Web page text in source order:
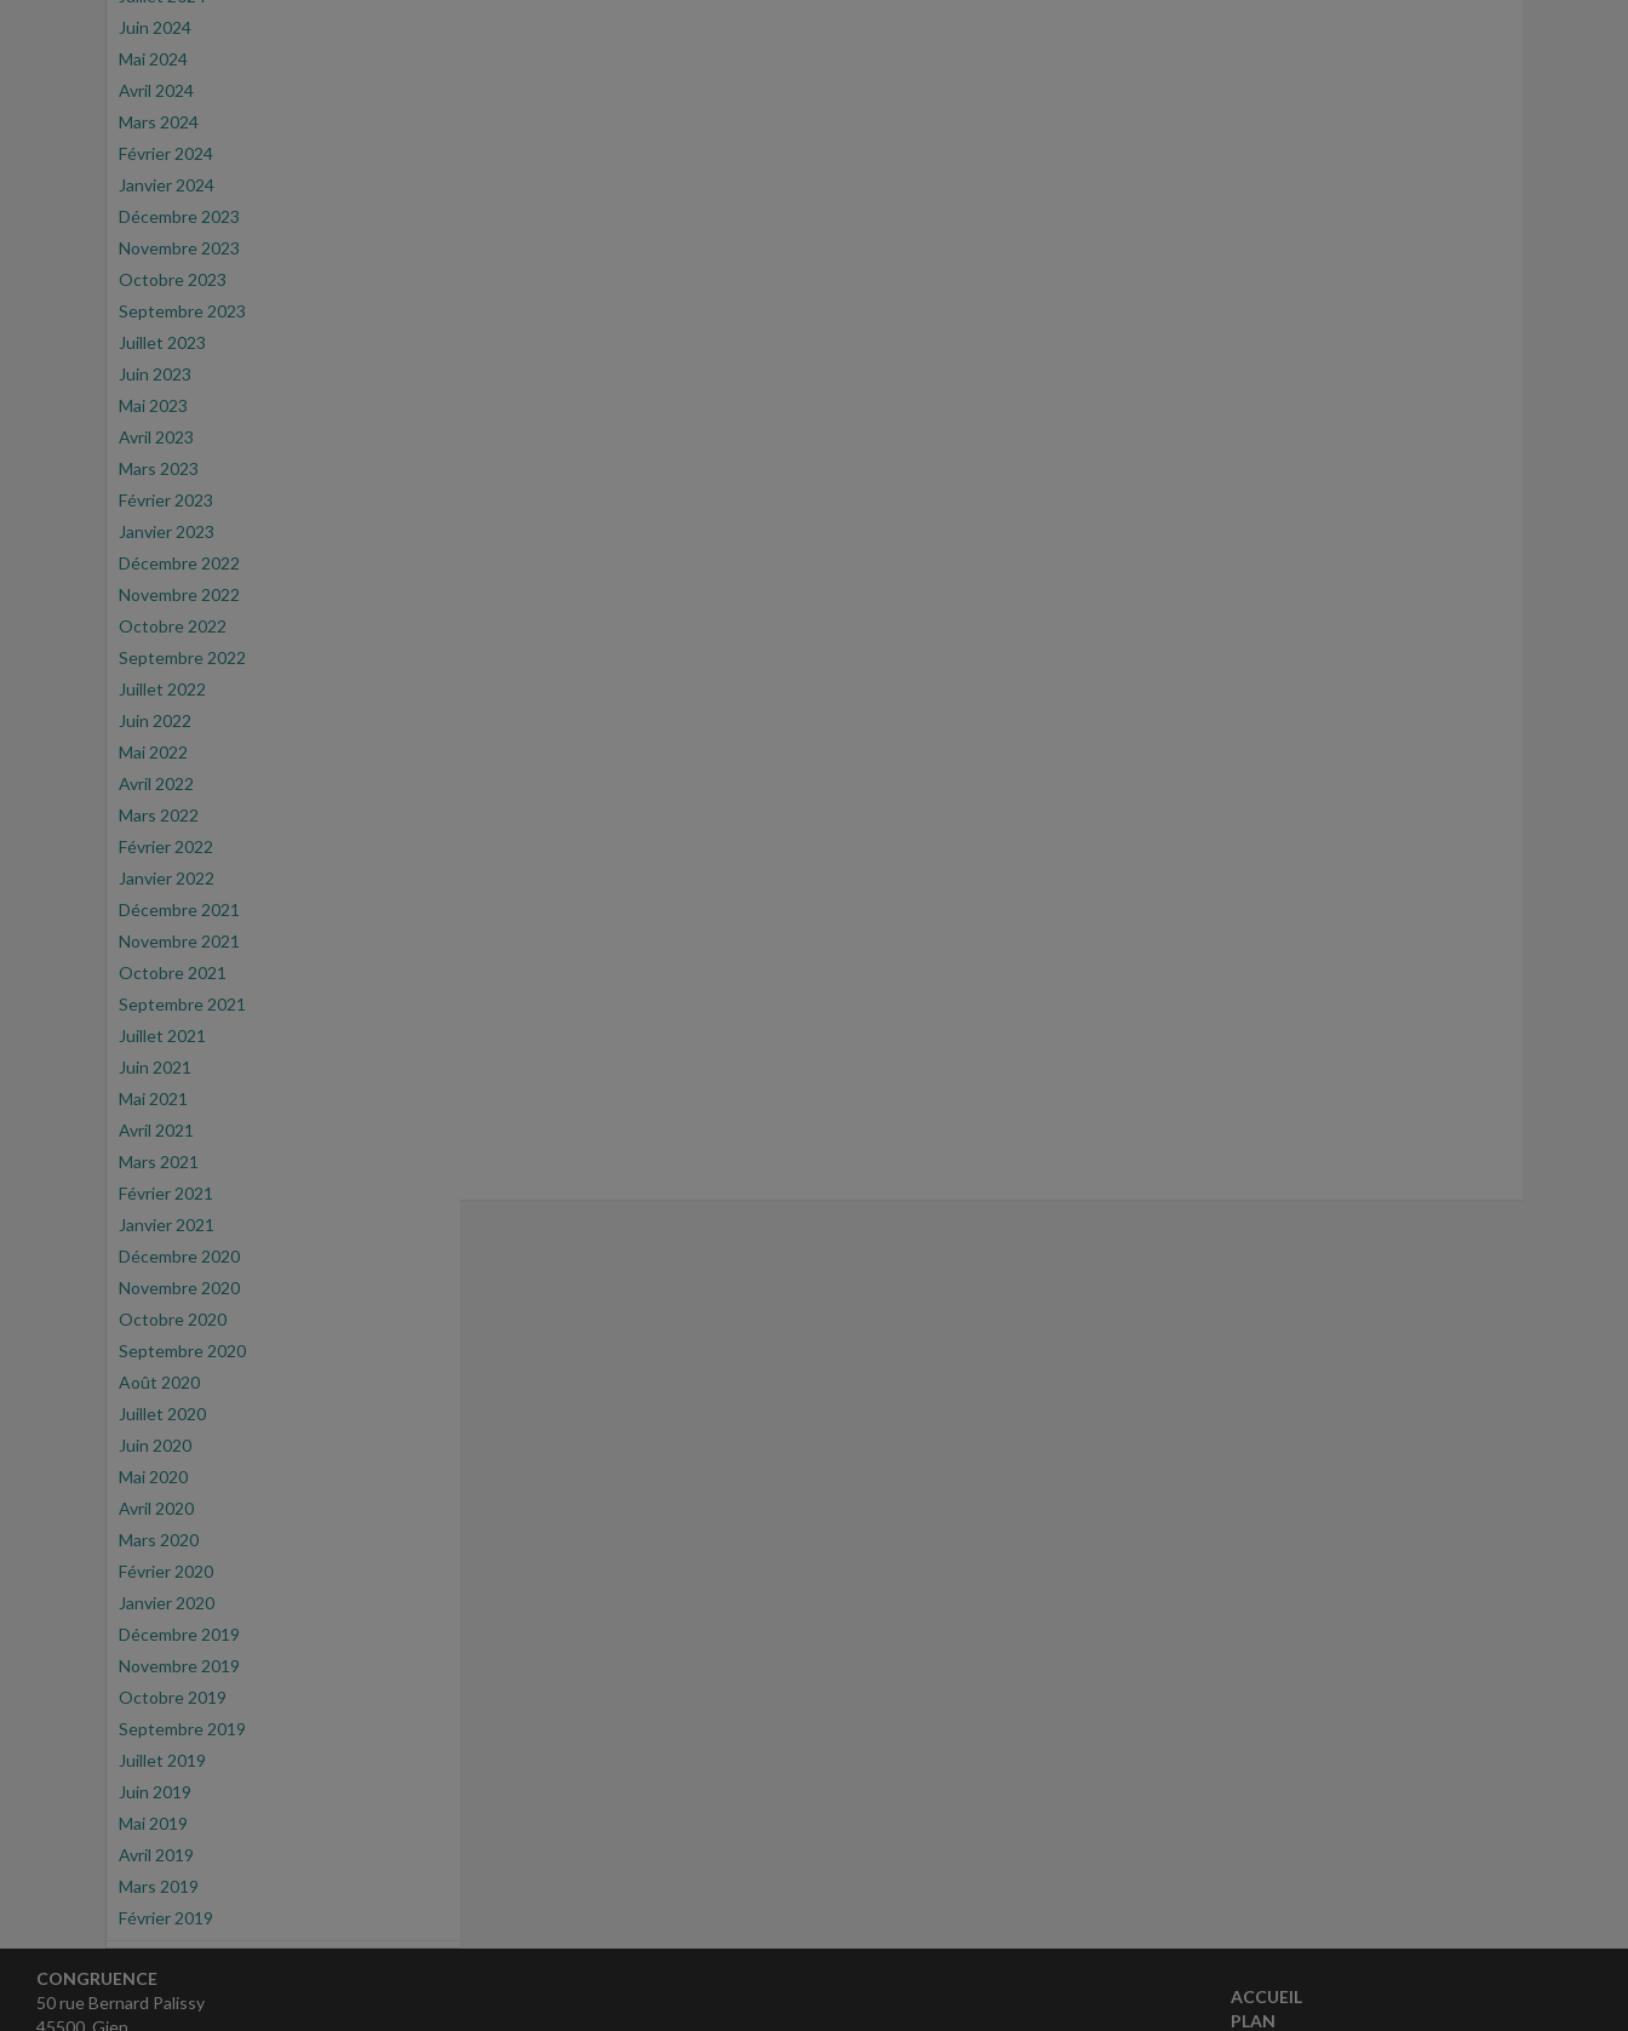
Juin 2024
Mai 2024
Avril 2024
Mars 2024
Février 2024
Janvier 2024
Décembre 2023
Novembre 2023
Octobre 2023
Septembre 2023
Juillet 2023
Juin 2023
Mai 2023
Avril 2023
Mars 2023
Février 2023
Janvier 2023
Décembre 2022
Novembre 2022
Octobre 2022
Septembre 2022
Juillet 2022
Juin 2022
Mai 2022
Avril 2022
Mars 2022
Février 2022
Janvier 2022
Décembre 2021
Novembre 2021
Octobre 2021
Septembre 2021
Juillet 2021
Juin 2021
Mai 2021
Avril 2021
Mars 2021
Février 2021
Janvier 2021
Décembre 2020
Novembre 2020
Octobre 2020
Septembre 2020
Août 2020
Juillet 2020
Juin 2020
Mai 2020
Avril 2020
Mars 2020
Février 2020
Janvier 2020
Décembre 2019
Novembre 2019
Octobre 2019
Septembre 2019
Juillet 2019
Juin 2019
Mai 2019
Avril 2019
Mars 2019
Février 2019
CONGRUENCE
50 rue Bernard Palissy
45500 Gien
ACCUEIL
PLAN